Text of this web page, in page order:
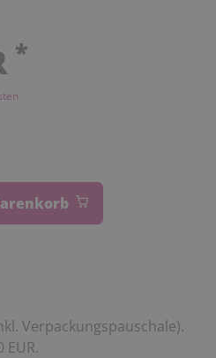
*
Verpackungspauschale).